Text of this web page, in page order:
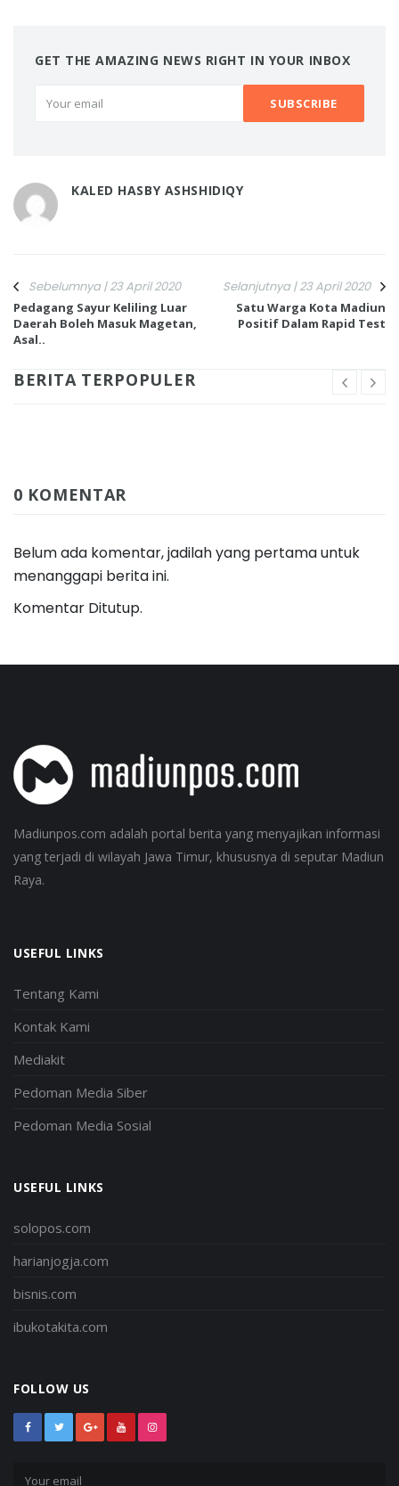
GET THE AMAZING NEWS RIGHT IN YOUR INBOX
KALED HASBY ASHSHIDIQY
Sebelumnya | 23 April 2020
Pedagang Sayur Keliling Luar
Daerah Boleh Masuk Magetan,
Asal..
Selanjutnya | 23 April 2020
Satu Warga Kota Madiun
Positif Dalam Rapid Test
BERITA TERPOPULER
0 KOMENTAR
Belum ada komentar, jadilah yang pertama untuk
menanggapi berita ini.
Komentar Ditutup.
Madiunpos.com adalah portal berita yang menyajikan informasi
yang terjadi di wilayah Jawa Timur, khususnya di seputar Madiun
Raya.
USEFUL LINKS
Tentang Kami
Kontak Kami
Mediakit
Pedoman Media Siber
Pedoman Media Sosial
USEFUL LINKS
solopos.com
harianjogja.com
bisnis.com
ibukotakita.com
FOLLOW US